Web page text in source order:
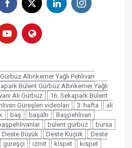
Altınkemer Yağlı Pehlivan
Bülent Gürbüz Altınkemer Yağlı
Ali Gürbüz
16. Sekapark Bülent
Güreşleri videoları
3. hafta
ali
baş başaltı
Başpehlivan
bülent gürbüz
bursa
Deste Büyük Deste Küçük
Deste
güreşçi izmit kispet
kıspet